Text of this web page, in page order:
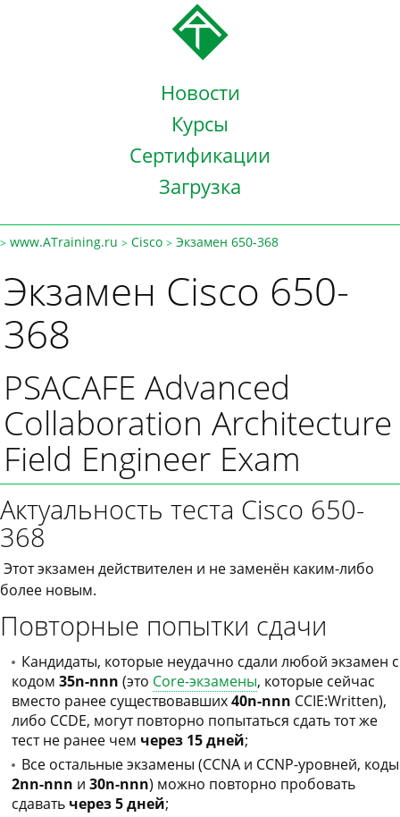
Новости
Курсы
Сертификации
Загрузка
> www.ATraining.ru > Cisco > Экзамен 650-368
Экзамен Cisco 650-
368
PSACAFE Advanced
Collaboration Architecture
Field Engineer Exam
Актуальность теста Cisco 650-
368
Этот экзамен действителен и не заменён каким-либо
более новым.
Повторные попытки сдачи
Кандидаты, которые неудачно сдали любой экзамен с
кодом 35n-nnn (это Core-экзамены, которые сейчас
вместо ранее существовавших40n-nnn CCIE:Written),
либо CCDE, могут повторно попытаться сдать тот же
тест не ранее чем через 15 дней;
Все остальные экзамены (CCNA и CCNP-уровней, коды
2nn-nnn и 30n-nnn) можно повторно пробовать
сдавать через 5 дней;